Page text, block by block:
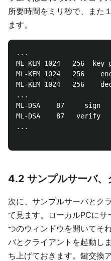
所要時間をミリ秒で、また
ます。
...
ML-KEM 1024   256
ML-KEM 1024   256
ML-KEM 1024   256
...
ML-DSA    87     sign
ML-DSA    87   verify
...
4.2 サンプルサーバ、
次に、サンプルサーバとク
て見ます。ローカルPCに
つのウィンドウを開いてそ
バとクライアントを起動し
ち上げておきます。鍵交換